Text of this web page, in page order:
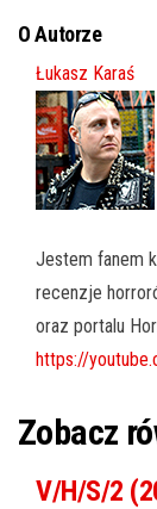
O Autorze
Łukasz Karaś
Jestem fanem
recenzje
oraz portalu
https://
Zobacz
V/H/S/2